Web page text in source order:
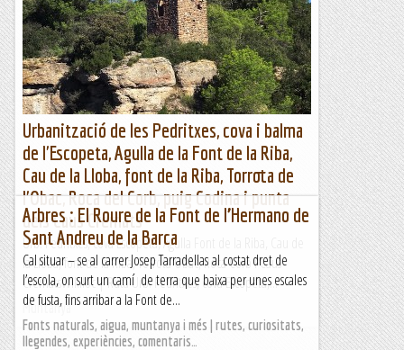
Urbanització de les Pedritxes, cova i balma
de l'Escopeta, Agulla de la Font de la Riba,
Cau de la Lloba, font de la Riba, Torrota de
l'Obac, Roca del Corb, puig Codina i punta
dels Caus Cremats
Urb. Pedritxes, cova Escopeta, Agulla Font de la Riba, Cau de
la Lloba, font de la Riba, Torrota Obac, Roca Corb i Caus
CrematsWikiloc | Ruta Urb. Pedritxes, cova Escopeta,...
Muntanya
Arbres : El Roure de la Font de l’Hermano de
Sant Andreu de la Barca
Cal situar – se al carrer Josep Tarradellas al costat dret de
l’escola, on surt un camí de terra que baixa per unes escales
de fusta, fins arribar a la Font de...
Fonts naturals, aigua, muntanya i més | rutes, curiositats,
llegendes, experiències, comentaris…